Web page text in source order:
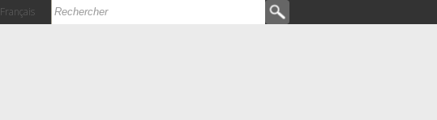
Formulaire de recherche
Rechercher
Français